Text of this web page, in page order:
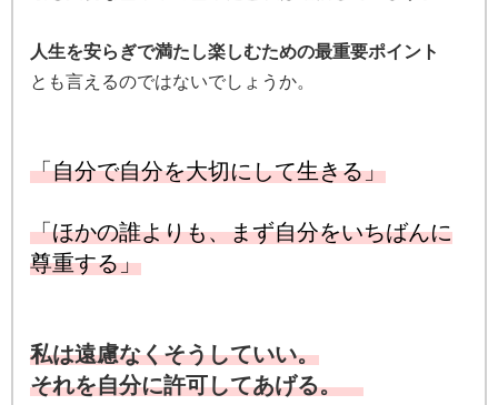
人生を安らぎで満たし楽しむための最重要ポイント
とも言えるのではないでしょうか。
「自分で自分を大切にして生きる」
「ほかの誰よりも、まず自分をいちばんに
尊重する」
私は遠慮なくそうしていい。
それを自分に許可してあげる。